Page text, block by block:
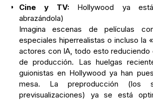
Cine y TV: Hollywood ya
abrazándola)
Imagina escenas de películas
especiales hiperrealistas o incluso la
actores con IA, todo esto
de producción. Las huelgas
guionistas en Hollywood ya han
mesa. La preproducción (los
previsualizaciones) ya se está